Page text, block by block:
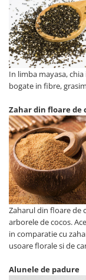
In limba mayasa,
bogate in fibre,
Zahar din floare de
Zaharul din floare de
arborele de cocos.
in comparatie cu
usoare florale si de
Alunele de padure